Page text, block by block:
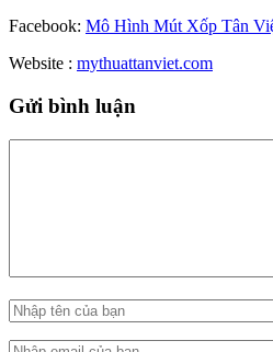
Facebook: Mô Hình Mút Xốp Tân
Website : mythuattanviet.com
Gửi bình luận